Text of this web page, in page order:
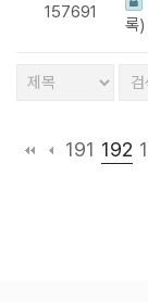
157691
록)
191 192